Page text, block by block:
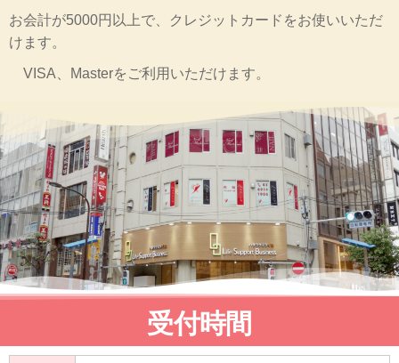
お会計が5000円以上で、クレジットカードをお使いいただ
けます。
VISA、Masterをご利用いただけます。
受付時間